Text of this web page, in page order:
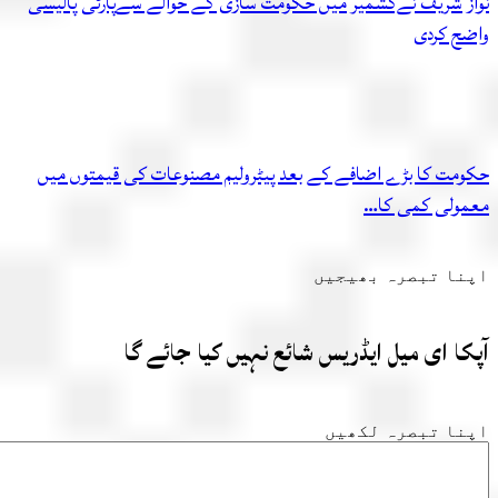
کردی
کا بڑے اضافے کے بعد پیٹرولیم مصنوعات کی قیمتوں میں
کمی کا…
تبصرہ بھیجیں
ای میل ایڈریس شائع نہیں کیا جائے گا
تبصرہ لکھیں